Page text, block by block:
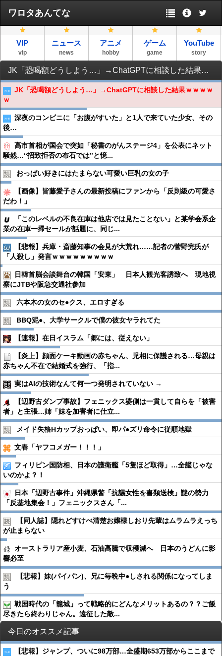
ワロタあんてな
VIP
vip
ニュース
news
アニメ
hobby
ゲーム
game
YouTube
story
JK「恐喝額どうしよう…」→ChatGPTに相談した結果ｗｗｗｗｗ
JK「恐喝額どうしよう…」→ChatGPTに相談した結果ｗｗｗｗ
ｗ
深夜のコンビニに「お腹がすいた」と1人で来ていた少女、その
後…
高市首相が国会で突如「秘書のがんステージ4」を公表にネット
騒然…“招致拒否の布石では”と憶...
おっぱい好きにはたまらない可愛い巨乳の女の子
【画像】皆藤愛子さんの最新投稿にファンから「反則級の可愛さ
だわ！」
「このレベルの不良在庫は他店では見たことない」と某学会系企
業の在庫一掃セールが話題に、同じ...
【悲報】兵庫・斎藤知事の会見が大荒れ……記者の菅野完氏が
「人殺し」発言ｗｗｗｗｗｗｗｗｗ
日韓首脳会談舞台の韓国「安東」 日本人観光客誘致へ 現地視
察にJTBや阪急交通社参加
六本木の女のセ●︎クス、エロすぎる
BBQ泥●︎、大学サークルで僕の彼女ヤラれてた
【速報】在日イスラム「郷には、従えない」
【炎上】顔面ケーキ動画の赤ちゃん、児相に保護される…母親は
赤ちゃん不在で結婚式を強行、「指...
実はAIの技術なんて何一つ発明されていない →
【辺野古ダンプ事故】フェニックス婆側は一貫して自らを「被害
者」と主張…姉「妹を加害者に仕立...
メイド失格Hカップおっぱい、即パ●︎ズリ命令に従順地獄
文春「ヤフコメガー！！！」
フィリピン国防相、日本の護衛艦「5隻ほど取得」…全艦じゃな
いのかよ？！
日本「辺野古事件」沖縄県警「抗議女性を書類送検」謎の勢力
「反基地集会！」フェニックスさん「...
【同人誌】隠れどすけべ清楚お嬢様しおり先輩はムラムラえっち
が止まらない
オーストラリア産小麦、石油高騰で収穫減へ 日本のうどんに影
響必至
【悲報】妹(パイパン)、兄に毎晩中●︎しされる関係になってしま
う
戦国時代の「籠城」って戦略的にどんなメリットあるの？？ご飯
尽きたら終わりじゃん。遠征した敵...
今日のオススメ記事
【悲報】ジャンプ、ついに98万部…全盛期653万部からここまで